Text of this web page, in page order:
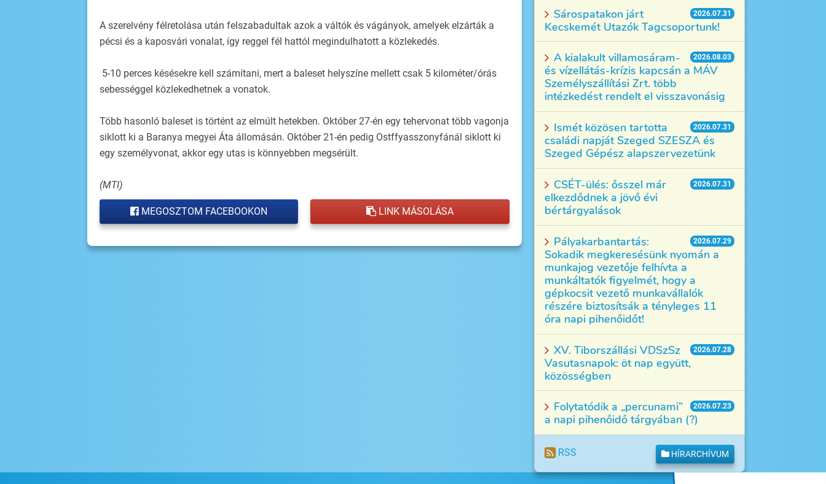
A szerelvény félretolása után felszabadultak azok a váltók és vágányok, amelyek elzárták a
pécsi és a kaposvári vonalat, így reggel fél hattól megindulhatott a közlekedés.
5-10 perces késésekre kell számítani, mert a baleset helyszíne mellett csak 5 kilométer/órás
sebességgel közlekedhetnek a vonatok.
Több hasonló baleset is történt az elmúlt hetekben. Október 27-én egy tehervonat több vagonja
siklott ki a Baranya megyei Áta állomásán. Október 21-én pedig Ostffyasszonyfánál siklott ki
egy személyvonat, akkor egy utas is könnyebben megsérült.
(MTI)
MEGOSZTOM FACEBOOKON LINK MÁSOLÁSA
2026.07.31
Sárospatakon járt
Kecskemét Utazók Tagcsoportunk!
2026.08.03
A kialakult villamosáram-
és vízellátás-krízis kapcsán a MÁV
Személyszállítási Zrt. több
intézkedést rendelt el visszavonásig
2026.07.31
Ismét közösen tartotta
családi napját Szeged SZESZA és
Szeged Gépész alapszervezetünk
2026.07.31
CSÉT-ülés: ősszel már
elkezdődnek a jövő évi
bértárgyalások
2026.07.29
Pályakarbantartás:
Sokadik megkeresésünk nyomán a
munkajog vezetője felhívta a
munkáltatók figyelmét, hogy a
gépkocsit vezető munkavállalók
részére biztosítsák a tényleges 11
óra napi pihenőidőt!
2026.07.28
XV. Tiborszállási VDSzSz
Vasutasnapok: öt nap együtt,
közösségben
2026.07.23
Folytatódik a „percunami”
a napi pihenőidő tárgyában (?)
RSS HÍRARCHÍVUM